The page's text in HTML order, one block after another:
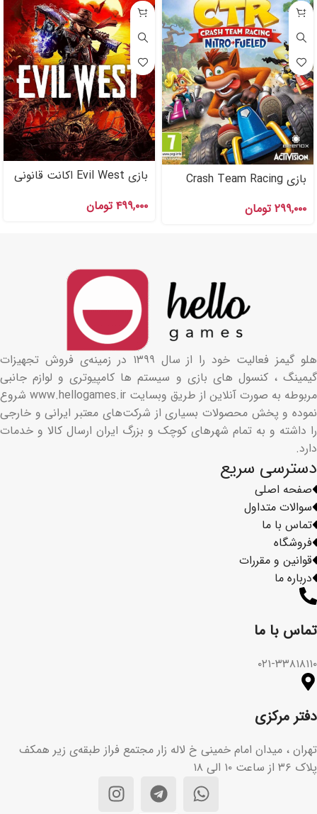
بازی Crash Team Racing
۲۹۹,۰۰۰ تومان
بازی Evil West اکانت قانونی
۴۹۹,۰۰۰ تومان
تماس با ما​
۰۲۱-۳۳۸۱۸۱۱۰
دفتر مرکزی
تهران ، میدان امام خمینی خ لاله زار مجتمع فراز طبقه‌ی زیر همکف
پلاک ۳۶ از ساعت ۱۰ الی ۱۸
فروشگاه
قوانین و مقررات
درباره ما
دسترسی سریع
صفحه اصلی
سوالات متداول
تماس با ما
هلو گیمز فعالیت خود را از سال ۱۳۹۹ در زمینه‌ی فروش تجهیزات
گیمینگ ، کنسول های بازی و سیستم ها کامپیوتری و لوازم جانبی
مربوطه به صورت آنلاین از طریق وبسایت www.hellogames.ir شروع
نموده و پخش محصولات بسیاری از شرکت‌های معتبر ایرانی و خارجی
را داشته و به تمام شهرهای کوچک و بزرگ ایران ارسال کالا و خدمات
دارد.